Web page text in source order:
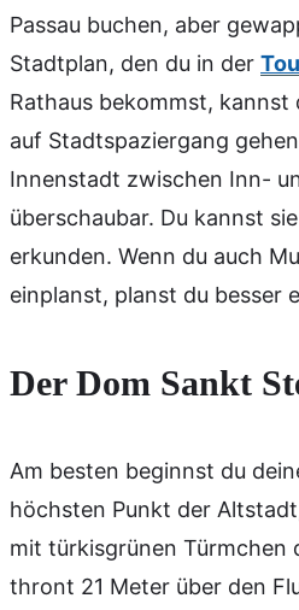
Passau buchen, aber
Stadtplan, den du in der
Rathaus bekommst, kannst
auf Stadtspaziergang
Innenstadt zwischen Inn-
überschaubar. Du kannst
erkunden. Wenn du auch
einplanst, planst du besser
Der Dom Sankt
Am besten beginnst du
höchsten Punkt der
mit türkisgrünen Türmchen
thront 21 Meter über den